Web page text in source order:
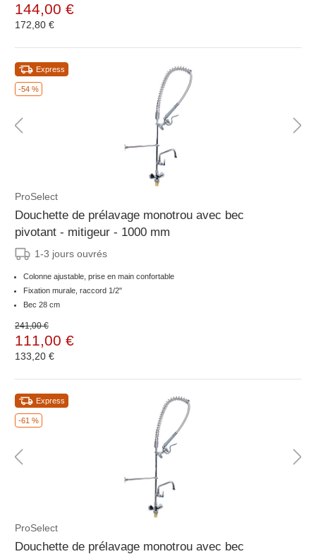
144,00 €
172,80 €
-54 %
Express
ProSelect
Douchette de prélavage monotrou avec bec
pivotant - mitigeur - 1000 mm
1-3 jours ouvrés
Colonne ajustable, prise en main confortable
Fixation murale, raccord 1/2"
Bec 28 cm
241,00 €
111,00 €
133,20 €
-61 %
Express
ProSelect
Douchette de prélavage monotrou avec bec